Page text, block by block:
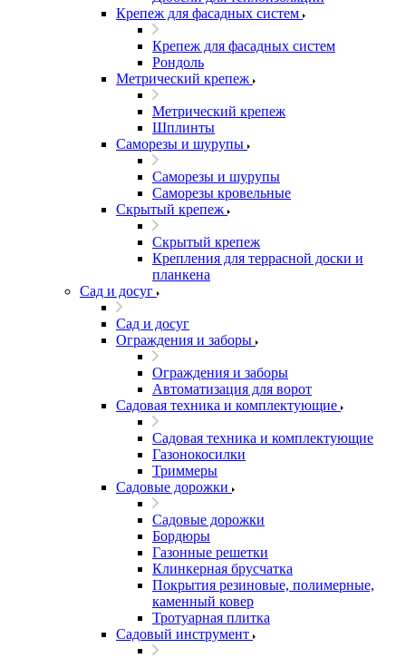
Крепеж для фасадных систем
Крепеж для фасадных систем
Рондоль
Метрический крепеж
Метрический крепеж
Шплинты
Саморезы и шурупы
Саморезы и шурупы
Саморезы кровельные
Скрытый крепеж
Скрытый крепеж
Крепления для террасной доски и
планкена
Сад и досуг
Сад и досуг
Ограждения и заборы
Ограждения и заборы
Автоматизация для ворот
Садовая техника и комплектующие
Садовая техника и комплектующие
Газонокосилки
Триммеры
Садовые дорожки
Садовые дорожки
Бордюры
Газонные решетки
Клинкерная брусчатка
Покрытия резиновые, полимерные,
каменный ковер
Тротуарная плитка
Садовый инструмент